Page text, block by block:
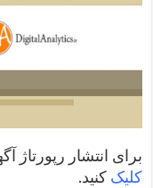
برای انتشار
کلیک کنید.